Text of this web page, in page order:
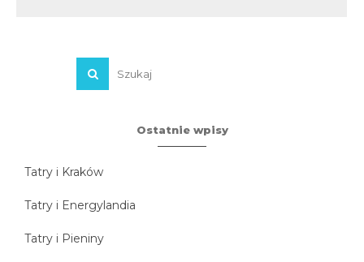
Ostatnie wpisy
Tatry i Kraków
Tatry i Energylandia
Tatry i Pieniny